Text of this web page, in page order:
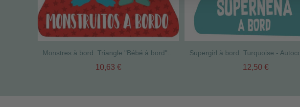
10,63 € 12,50 €